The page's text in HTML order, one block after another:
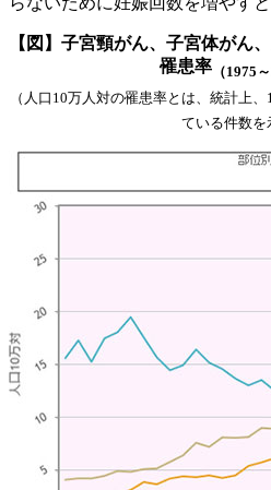
【図】子宮頸がん、子宮体がん
罹患率 （1975
（人口10万人対の罹患率とは、統計上
ている件数を